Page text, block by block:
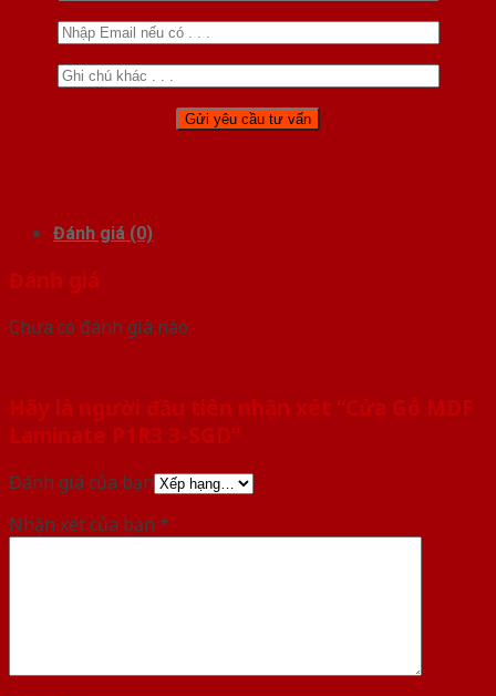
Đánh giá (0)
Đánh giá
Chưa có đánh giá nào.
Hãy là người đầu tiên nhận xét “Cửa Gỗ MDF
Laminate P1R3 3-SGD”
Đánh giá của bạn
Nhận xét của bạn *